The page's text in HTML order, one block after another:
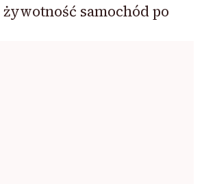
samochód po